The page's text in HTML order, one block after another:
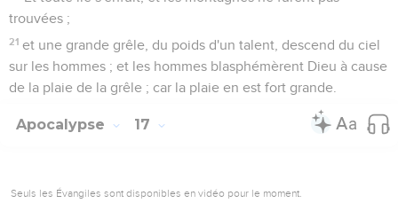
trouvées ;
21 et une grande grêle, du poids d'un talent, descend du ciel
sur les hommes ; et les hommes blasphémèrent Dieu à cause
de la plaie de la grêle ; car la plaie en est fort grande.
Apocalypse 17
Seuls les Évangiles sont disponibles en vidéo pour le moment.